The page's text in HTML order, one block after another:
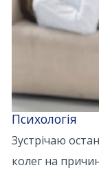
Психологія
Зустрічаю
колег на